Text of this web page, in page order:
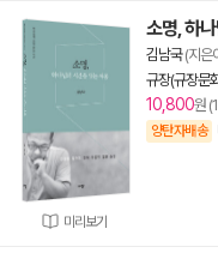
미리보기
소명, 하
김남국(지은
규장(규장문
10,800원
양탄자배송